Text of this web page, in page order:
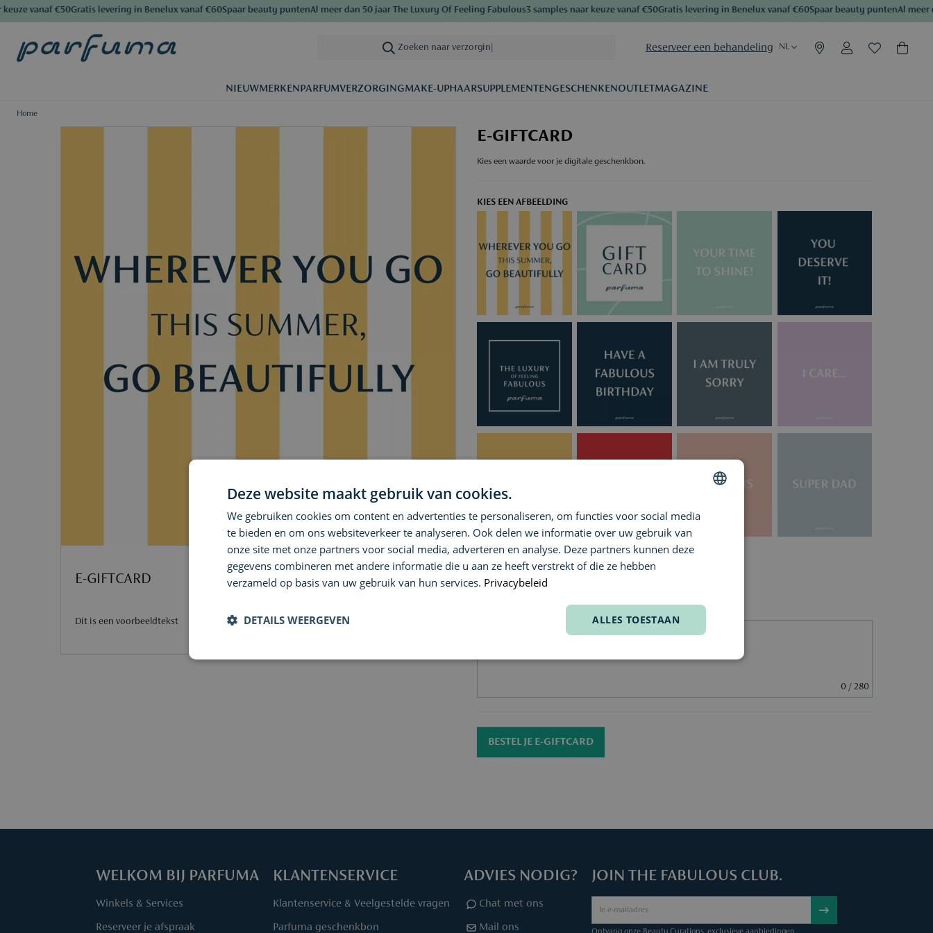
vanaf €50Gratis levering in Benelux vanaf €60Spaar beauty puntenAl meer dan 50 jaar The Luxury Of Feeling Fabulous3 samples naar keuze vanaf €50Gratis levering in Benelux vanaf €60Spaar beauty puntenAl meer
Zoeken naar verzorging Reserveer een behandeling NL
NIEUWMERKEN PARFUMVERZORGINGMAKE-UPHAARSUPPLEMENTENGESCHENKENOUTLETMAGAZINE
Home
E-GIFTCARD €XXX
Dit is een voorbeeldtekst
E-GIFTCARD
Kies een waarde voor je digitale geschenkbon.
KIES EEN AFBEELDING
KIES EEN BEDRAG
€
TYP EEN BOODSCHAP
0 / 280
BESTEL JE E-GIFTCARD
WELKOM BIJ PARFUMA
Winkels & Services
Reserveer je afspraak
KLANTENSERVICE
Klantenservice & Veelgestelde vragen
Parfuma geschenkbon
ADVIES NODIG?
Chat met ons
Mail ons
JOIN THE FABULOUS CLUB.
DUTCH
ENGLISH
Deze website maakt gebruik van cookies.
We gebruiken cookies om content en advertenties te personaliseren, om functies voor social media
te bieden en om ons websiteverkeer te analyseren. Ook delen we informatie over uw gebruik van
onze site met onze partners voor social media, adverteren en analyse. Deze partners kunnen deze
gegevens combineren met andere informatie die u aan ze heeft verstrekt of die ze hebben
verzameld op basis van uw gebruik van hun services. Privacybeleid
ALLES TOESTAAN
DETAILS WEERGEVEN